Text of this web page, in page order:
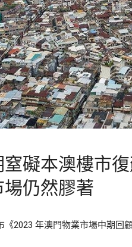
礙本澳樓市
仍然膠著
《2023 年澳門物業市場中期回